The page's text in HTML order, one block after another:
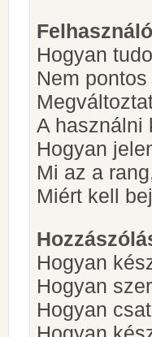
Hogyan
Nem
A használni
Hogyan
Mi az a
Miért kell
Hogyan
Hogyan
Hogyan